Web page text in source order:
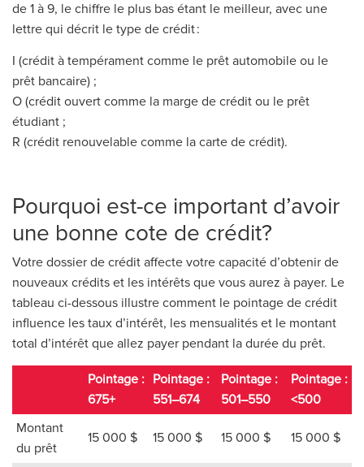
de 1 à 9, le chiffre le plus bas étant le meilleur, avec une
lettre qui décrit le type de crédit :
I (crédit à tempérament comme le prêt automobile ou le
prêt bancaire) ;
O (crédit ouvert comme la marge de crédit ou le prêt
étudiant ;
R (crédit renouvelable comme la carte de crédit).
Pourquoi est-ce important d’avoir
une bonne cote de crédit?
Votre dossier de crédit affecte votre capacité d’obtenir de
nouveaux crédits et les intérêts que vous aurez à payer. Le
tableau ci-dessous illustre comment le pointage de crédit
influence les taux d’intérêt, les mensualités et le montant
total d’intérêt que allez payer pendant la durée du prêt.
Pointage :
675+
Pointage :
551–674
Pointage :
501–550
Pointage :
<500
Montant
du prêt
15 000 $ 15 000 $ 15 000 $ 15 000 $